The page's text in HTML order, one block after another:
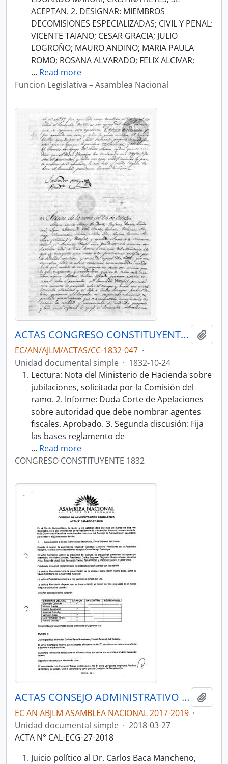
ACEPTAN. 2. DESIGNAR: MIEMBROS
DECOMISIONES ESPECIALIZADAS; CIVIL Y PENAL:
VICENTE TAIANO; CESAR GRACIA; JULIO
LOGROÑO; MAURO ANDINO; MARIA PAULA
ROMO; ROSANA ALVARADO; FELIX ALCIVAR;
… Read more
Funcion Legislativa – Asamblea Nacional
ACTAS CONGRESO CONSTITUYENTE 1832
EC/AN/AJLM/ACTAS/CC-1832-047 ·
Unidad documental simple · 1832-10-24
Lectura: Nota del Ministerio de Hacienda sobre
jubilaciones, solicitada por la Comisión del
ramo. 2. Informe: Duda Corte de Apelaciones
sobre autoridad que debe nombrar agentes
fiscales. Aprobado. 3. Segunda discusión: Fija
las bases reglamento de
… Read more
CONGRESO CONSTITUYENTE 1832
ACTAS CONSEJO ADMINISTRATIVO DE LA LEGISLATURA-CAL 2017-2019
EC AN ABJLM ASAMBLEA NACIONAL 2017-2019 ·
Unidad documental simple · 2018-03-27
ACTA N° CAL-ECG-27-2018
Juicio político al Dr. Carlos Baca Mancheno,